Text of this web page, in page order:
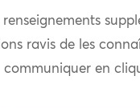
renseignements
ravis de les
communiquer en